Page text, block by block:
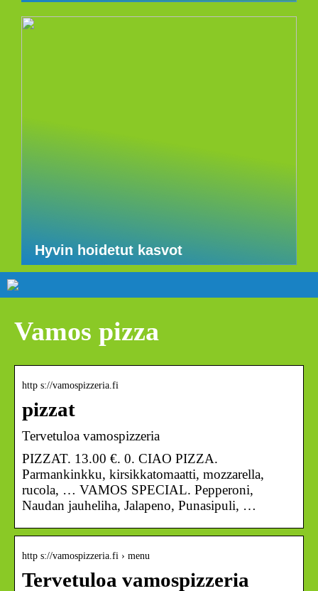
Hyvin hoidetut kasvot
Vamos pizza
http s://vamospizzeria.fi
pizzat
Tervetuloa vamospizzeria
PIZZAT. 13.00 €. 0. CIAO PIZZA.
Parmankinkku, kirsikkatomaatti, mozzarella,
rucola, … VAMOS SPECIAL. Pepperoni,
Naudan jauheliha, Jalapeno, Punasipuli, …
http s://vamospizzeria.fi › menu
Tervetuloa vamospizzeria